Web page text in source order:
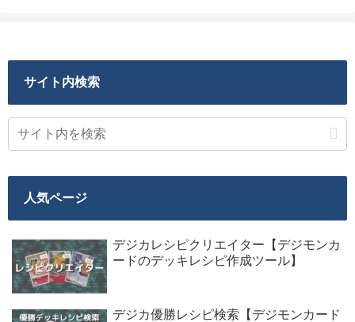
サイト内検索
人気ページ
デジカレシピクリエイター【デジモンカ
ードのデッキレシピ作成ツール】
デジカ優勝レシピ検索【デジモンカード